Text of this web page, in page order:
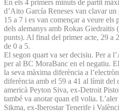
En els 4 primers minuts de partit
d’Aito García Reneses van clavar
15 a 7 i es van començar a veure els
dels alemanys amb Rokas
punts). Al final del primer acte, 29 a
de 0 a 5.
El segon quart va ser decisiu. Per a
per al BC MoraBanc en el negatiu.
la seva màxima diferència a
diferència amb el 59 a 41 al límit del
americà Peyton Siva, ex-Detroit
també va anotar quan ell volia.
Sikma, ex-Iberostar Tenerife i